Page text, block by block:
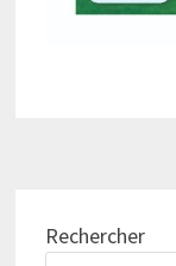
Rechercher